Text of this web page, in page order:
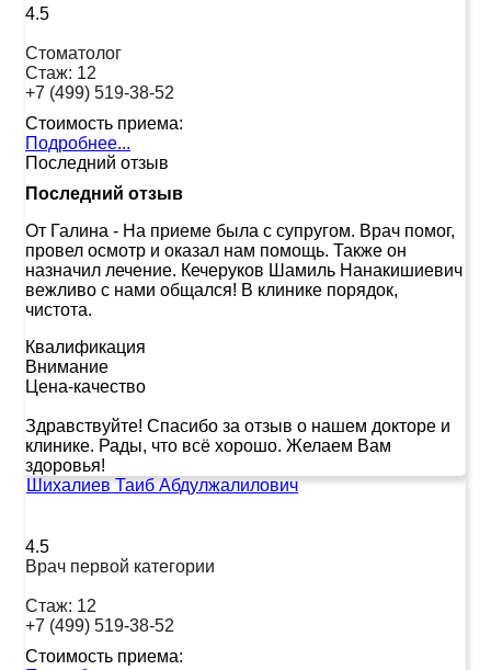
4.5
Стоматолог
Стаж: 12
+7 (499) 519-38-52
Стоимость приема:
Подробнее...
Последний отзыв
Последний отзыв
От Галина - На приеме была с супругом. Врач помог,
провел осмотр и оказал нам помощь. Также он
назначил лечение. Кечеруков Шамиль Нанакишиевич
вежливо с нами общался! В клинике порядок,
чистота.
Квалификация
Внимание
Цена-качество
Здравствуйте! Спасибо за отзыв о нашем докторе и
клинике. Рады, что всё хорошо. Желаем Вам
здоровья!
Шихалиев Таиб Абдулжалилович
4.5
Врач первой категории
Стаж: 12
+7 (499) 519-38-52
Стоимость приема: